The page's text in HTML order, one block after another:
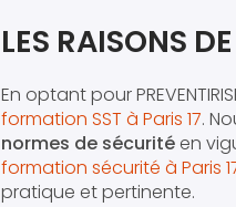
LES RAISONS
En optant pour
formation SST à Paris 17.
normes de sécuritéen
formation sécurité à Paris
pratique et pertinente.